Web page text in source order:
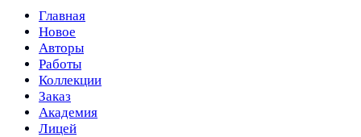
Главная
Новое
Авторы
Работы
Коллекции
Заказ
Академия
Лицей